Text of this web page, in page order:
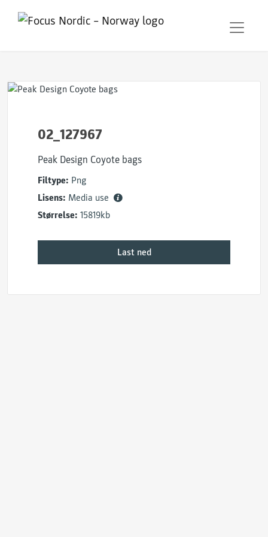
02_127967
Peak Design Coyote bags
Filtype: Png
Lisens: Media use
Størrelse: 15819kb
Last ned